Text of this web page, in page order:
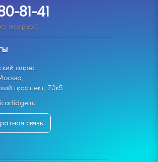
81-41
перерыва)
адрес:
проспект, 70к5
связь